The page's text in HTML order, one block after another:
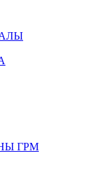
ГРМ